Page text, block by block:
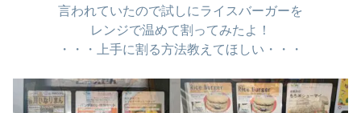
言われていたので試しにライスバーガーを
レンジで温めて割ってみたよ！
・・・上手に割る方法教えてほしい・・・